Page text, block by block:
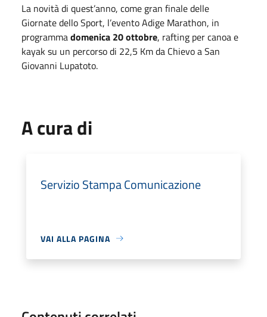
La novità di quest’anno, come gran finale delle
Giornate dello Sport, l’evento Adige Marathon, in
programmadomenica 20 ottobre, rafting per canoa e
kayak su un percorso di 22,5 Km da Chievo a San
Giovanni Lupatoto.
A cura di
Servizio Stampa Comunicazione
VAI ALLA PAGINA